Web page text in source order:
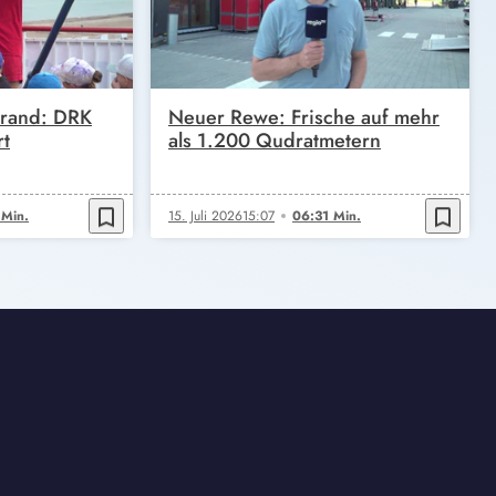
DRK
bookmark_border
Neuer Rewe: Frische auf mehr
als 1.200 Qudratmetern
15. Juli 202615:07 06:31 Min. bookmark_border